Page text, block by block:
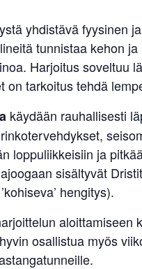
yhdistävä fyysinen
tunnistaa kehon
Harjoitus soveltuu
on tarkoitus tehdä
käydään rauhallisesti
loppuliikkeisiin ja
sisältyvät
hengitys).
aloittamiseen
osallistua myös